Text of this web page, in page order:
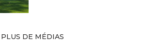
PLUS DE MÉDIAS